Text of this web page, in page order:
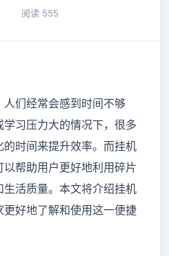
阅读 555
们经常会感到时间不够
习压力大的情况下，很多
时间来提升效率。而挂机
帮助用户更好地利用碎片
活质量。本文将介绍挂机
好地了解和使用这一便捷